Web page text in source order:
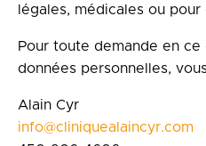
légales, médicales ou
Pour toute demande en
données personnelles,
Alain Cyr
info@cliniquealaincyr.com